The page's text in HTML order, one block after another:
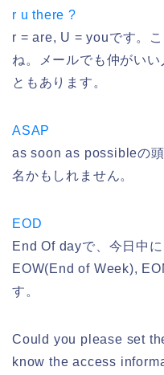
r u there ?
r = are, U = youです。
ね。メールでも仲がい
ともあります。
ASAP
as soon as possibleの
名かもしれません。
EOD
End Of dayで、今日中
EOW(End of Week),
す。
Could you please set
know the access